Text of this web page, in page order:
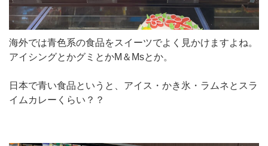
海外では青色系の食品をスイーツでよく見かけますよね。
アイシングとかグミとかM＆Msとか。
日本で青い食品というと、アイス・かき氷・ラムネとスラ
イムカレーくらい？？